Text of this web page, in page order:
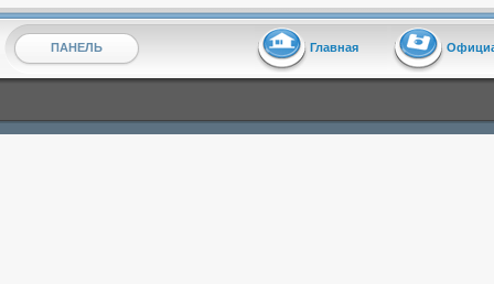
Архивный сайт администрации МО "Карсунский район"
ПАНЕЛЬ Главная